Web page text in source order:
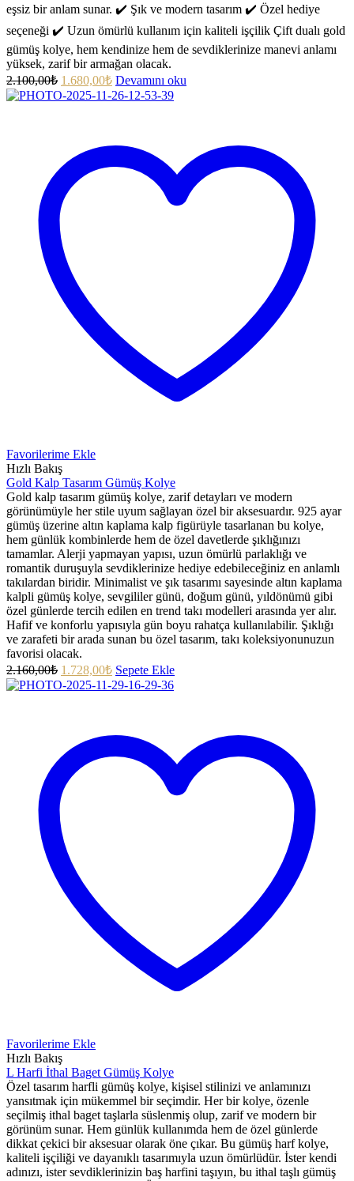
eşsiz bir anlam sunar. ✔️ Şık ve modern tasarım ✔️ Özel hediye
seçeneği ✔️ Uzun ömürlü kullanım için kaliteli işçilik Çift dualı gold
gümüş kolye, hem kendinize hem de sevdiklerinize manevi anlamı
yüksek, zarif bir armağan olacak.
2.100,00₺ 1.680,00₺ Devamını oku
Favorilerime Ekle
Hızlı Bakış
Gold Kalp Tasarım Gümüş Kolye
Gold kalp tasarım gümüş kolye, zarif detayları ve modern
görünümüyle her stile uyum sağlayan özel bir aksesuardır. 925 ayar
gümüş üzerine altın kaplama kalp figürüyle tasarlanan bu kolye,
hem günlük kombinlerde hem de özel davetlerde şıklığınızı
tamamlar. Alerji yapmayan yapısı, uzun ömürlü parlaklığı ve
romantik duruşuyla sevdiklerinize hediye edebileceğiniz en anlamlı
takılardan biridir. Minimalist ve şık tasarımı sayesinde altın kaplama
kalpli gümüş kolye, sevgililer günü, doğum günü, yıldönümü gibi
özel günlerde tercih edilen en trend takı modelleri arasında yer alır.
Hafif ve konforlu yapısıyla gün boyu rahatça kullanılabilir. Şıklığı
ve zarafeti bir arada sunan bu özel tasarım, takı koleksiyonunuzun
favorisi olacak.
2.160,00₺ 1.728,00₺ Sepete Ekle
Favorilerime Ekle
Hızlı Bakış
L Harfi İthal Baget Gümüş Kolye
Özel tasarım harfli gümüş kolye, kişisel stilinizi ve anlamınızı
yansıtmak için mükemmel bir seçimdir. Her bir kolye, özenle
seçilmiş ithal baget taşlarla süslenmiş olup, zarif ve modern bir
görünüm sunar. Hem günlük kullanımda hem de özel günlerde
dikkat çekici bir aksesuar olarak öne çıkar. Bu gümüş harf kolye,
kaliteli işçiliği ve dayanıklı tasarımıyla uzun ömürlüdür. İster kendi
adınızı, ister sevdiklerinizin baş harfini taşıyın, bu ithal taşlı gümüş